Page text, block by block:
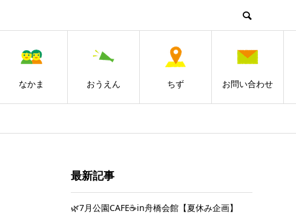
なかま おうえん ちず お問い合わせ
最新記事
🌿7月公園CAFE☕️in舟橋会館【夏休み企画】